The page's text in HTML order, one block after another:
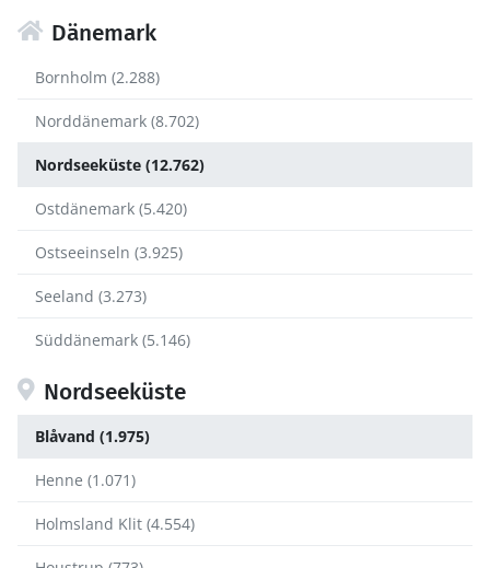
Dänemark
Bornholm (2.288)
Norddänemark (8.702)
Nordseeküste (12.762)
Ostdänemark (5.420)
Ostseeinseln (3.925)
Seeland (3.273)
Süddänemark (5.146)
Nordseeküste
Blåvand (1.975)
Henne (1.071)
Holmsland Klit (4.554)